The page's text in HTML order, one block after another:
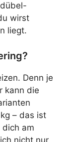
wirst
liegt.
Denn je
kann die
– das ist
dich am
nicht nur